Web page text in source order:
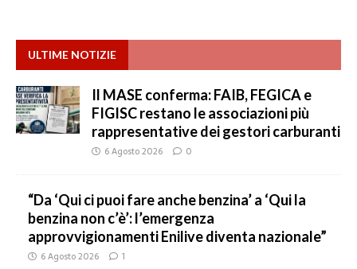
ULTIME NOTIZIE
Il MASE conferma: FAIB, FEGICA e
FIGISC restano le associazioni più
rappresentative dei gestori carburanti
6 Agosto 2026 0
“Da ‘Qui ci puoi fare anche benzina’ a ‘Qui la
benzina non c’è’: l’emergenza
approvvigionamenti Enilive diventa nazionale”
6 Agosto 2026 1